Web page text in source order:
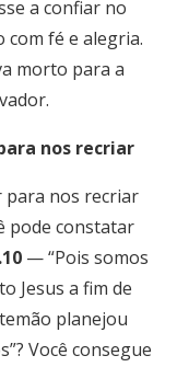
a confiar no
com fé e alegria.
morto para a
nos recriar
para nos recriar
pode constatar
— “Pois somos
Jesus a fim de
planejou
Você consegue